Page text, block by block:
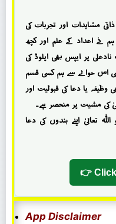
مشاہدات اور تجربات کی
ہم نے اعداد کے علم اور کچھ
پر ایپس بھی اپلوڈ کی
اور نہ ہی اس حوالے سے ہم کسی قسم
یا دعا کی قبولیت اور
کی مشیت پر منحصر ہے۔
تعالیٰ اپنے بندوں کی دعا
Click
App Disclaimer